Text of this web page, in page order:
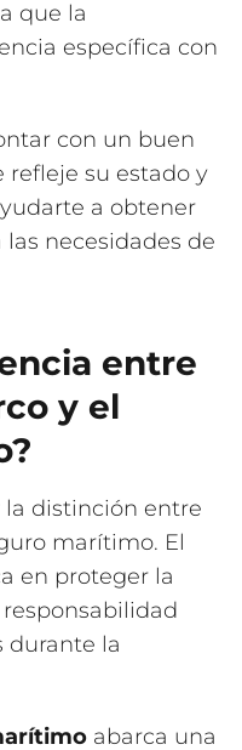
que la
específica con
con un buen
refleje su estado y
a obtener
necesidades de
entre
y el
distinción entre
marítimo. El
en proteger la
durante la
abarca una